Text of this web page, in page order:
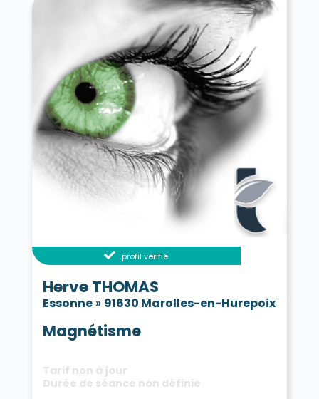
profil vérifié
Herve THOMAS
Essonne» 91630 Marolles-en-Hurepoix
Magnétisme
Tarif non à jour
Durée de séance non définie